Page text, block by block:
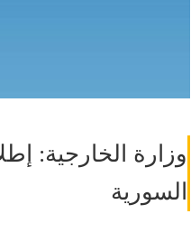
وزارة
السورية